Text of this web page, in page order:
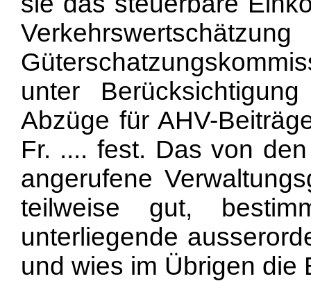
unter
Abzüge für AHV-
Fr. .... fest. Das von
angerufene
teilweise gut,
unterliegende
und wies im Übrigen die